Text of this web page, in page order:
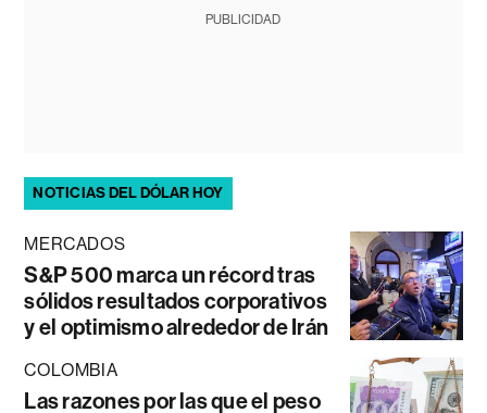
PUBLICIDAD
NOTICIAS DEL DÓLAR HOY
MERCADOS
S&P 500 marca un récord tras
sólidos resultados corporativos
y el optimismo alrededor de Irán
COLOMBIA
Las razones por las que el peso